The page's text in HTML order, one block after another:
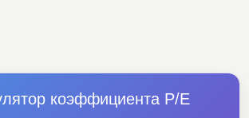
коэффициента P/E